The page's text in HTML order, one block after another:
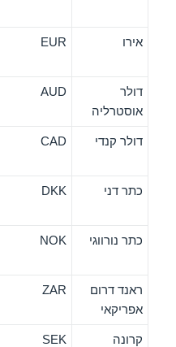
אירו EUR
דולר
אוסטרליה
AUD
דולר קנדי CAD
כתר דני DKK
כתר נורווגי NOK
ראנד דרום
אפריקאי
ZAR
קרונה
SEK